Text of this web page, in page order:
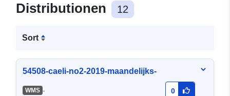
Distributionen 12
Sort
54508-caeli-no2-2019-maandelijks-
WMS - 0